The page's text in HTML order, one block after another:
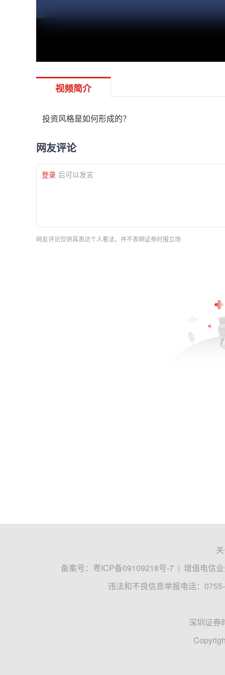
视频简介
投资风格是如何形成的？
网友评论
登录 后可以发言
网友评论仅供其表达个人看法，并不表明证券时报立场
备案号： 粤ICP备09109218号-7 | 增值电信
违法和不良信息举报电话：
深圳证券